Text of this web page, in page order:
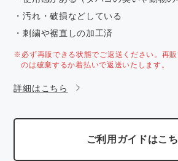
・汚れ・破損などしている
・刺繍や裾直しの加工済
※必ず再販できる状態でご返送ください。再
のは破棄するか着払いで返送いたします。
詳細はこちら
ご利用ガイドはこ